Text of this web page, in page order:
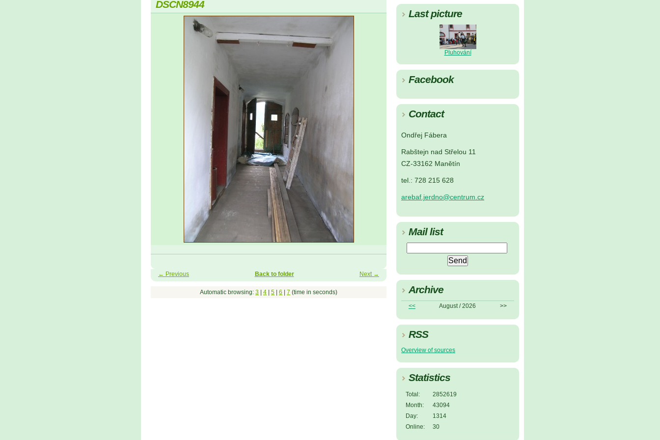
Last picture
Pluhování
Facebook
Contact
Ondřej Fábera
Rabštejn nad Střelou 11
CZ-33162 Manětín
tel.: 728 215 628
arebaf.jerdno@centrum.cz
Mail list
Archive
<< August / 2026 >>
RSS
Overview of sources
Statistics
Online: 30
Total:
2852619
Month:
43094
Day:
1314
DSCN8944
← Previous Next →
Back to folder
Automatic browsing: 3 4 5 6 7 (time in seconds)